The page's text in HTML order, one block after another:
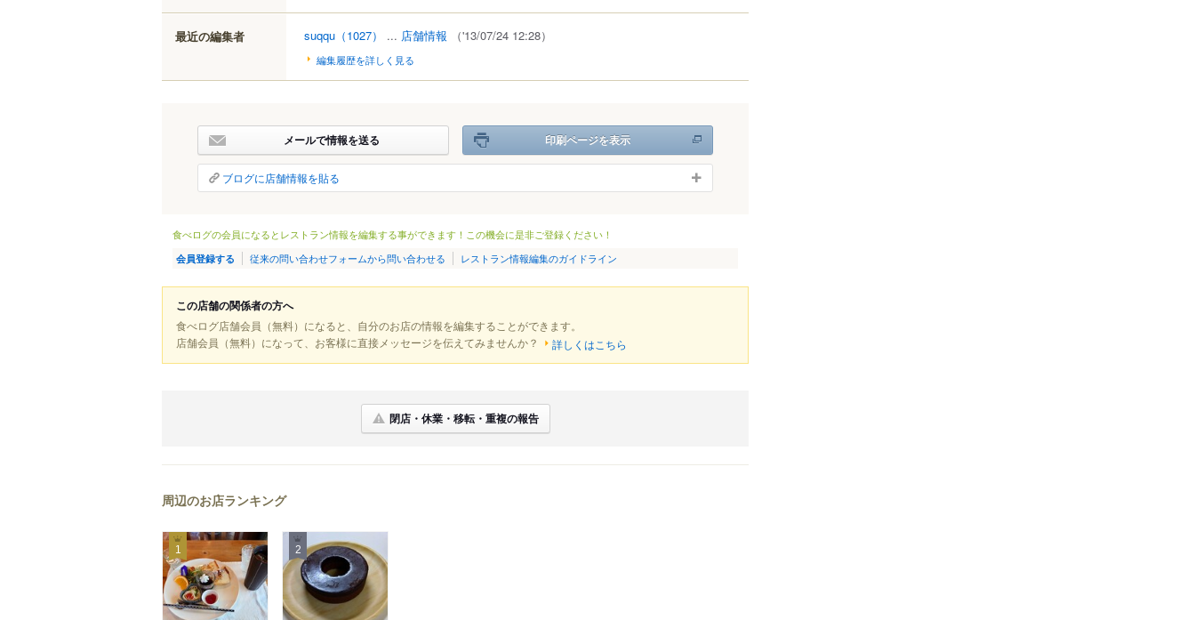
最近の編集者 suqqu （1027） ... 店舗情報 （'13/07/24 12:28）
編集履歴を詳しく見る
メールで情報を送る 印刷ページを表示
ブログに店舗情報を貼る
食べログの会員になるとレストラン情報を編集する事ができます！この機会に是非ご登録ください！
会員登録する 従来の問い合わせフォームから問い合わせる レストラン情報編集のガイドライン
この店舗の関係者の方へ
食べログ店舗会員（無料）になると、自分のお店の情報を編集することができます。
店舗会員（無料）になって、お客様に直接メッセージを伝えてみませんか？
詳しくはこちら
閉店・休業・移転・重複の報告
周辺のお店ランキング
1 2